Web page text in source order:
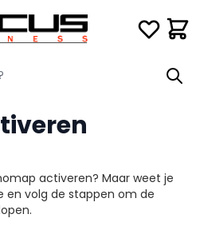
Verlanglijst
activeren? Maar weet je
en volg de stappen om de